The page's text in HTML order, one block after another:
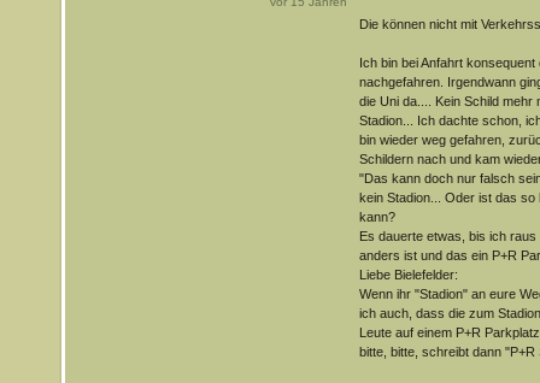
Die können nicht mit
Ich bin bei Anfahrt
nachgefahren. Irgendwann
die Uni da.... Kein Schild mehr
Stadion... Ich dachte schon,
bin wieder weg gefahren,
Schildern nach und kam
"Das kann doch nur falsch
kein Stadion... Oder ist das
kann?
Es dauerte etwas, bis ich
anders ist und das ein P+R
Liebe Bielefelder:
Wenn ihr "Stadion" an eure
ich auch, dass die zum
Leute auf einem P+R
bitte, bitte, schreibt dann